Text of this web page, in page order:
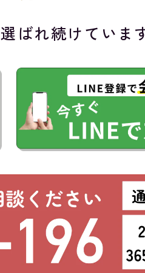
選ばれ続けていま